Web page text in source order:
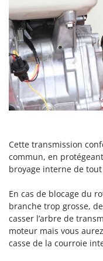
Cette transmission
commun, en
broyage interne de
En cas de blocage du
branche trop grosse,
casser l’arbre de
moteur mais vous
casse de la courroie